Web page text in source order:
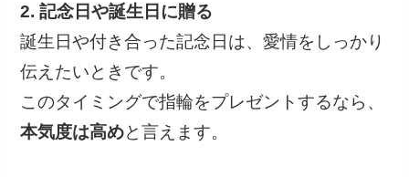
2. 記念日や誕生日に贈る
誕生日や付き合った記念日は、愛情をしっかり
伝えたいときです。
このタイミングで指輪をプレゼントするなら、
本気度は高めと言えます。